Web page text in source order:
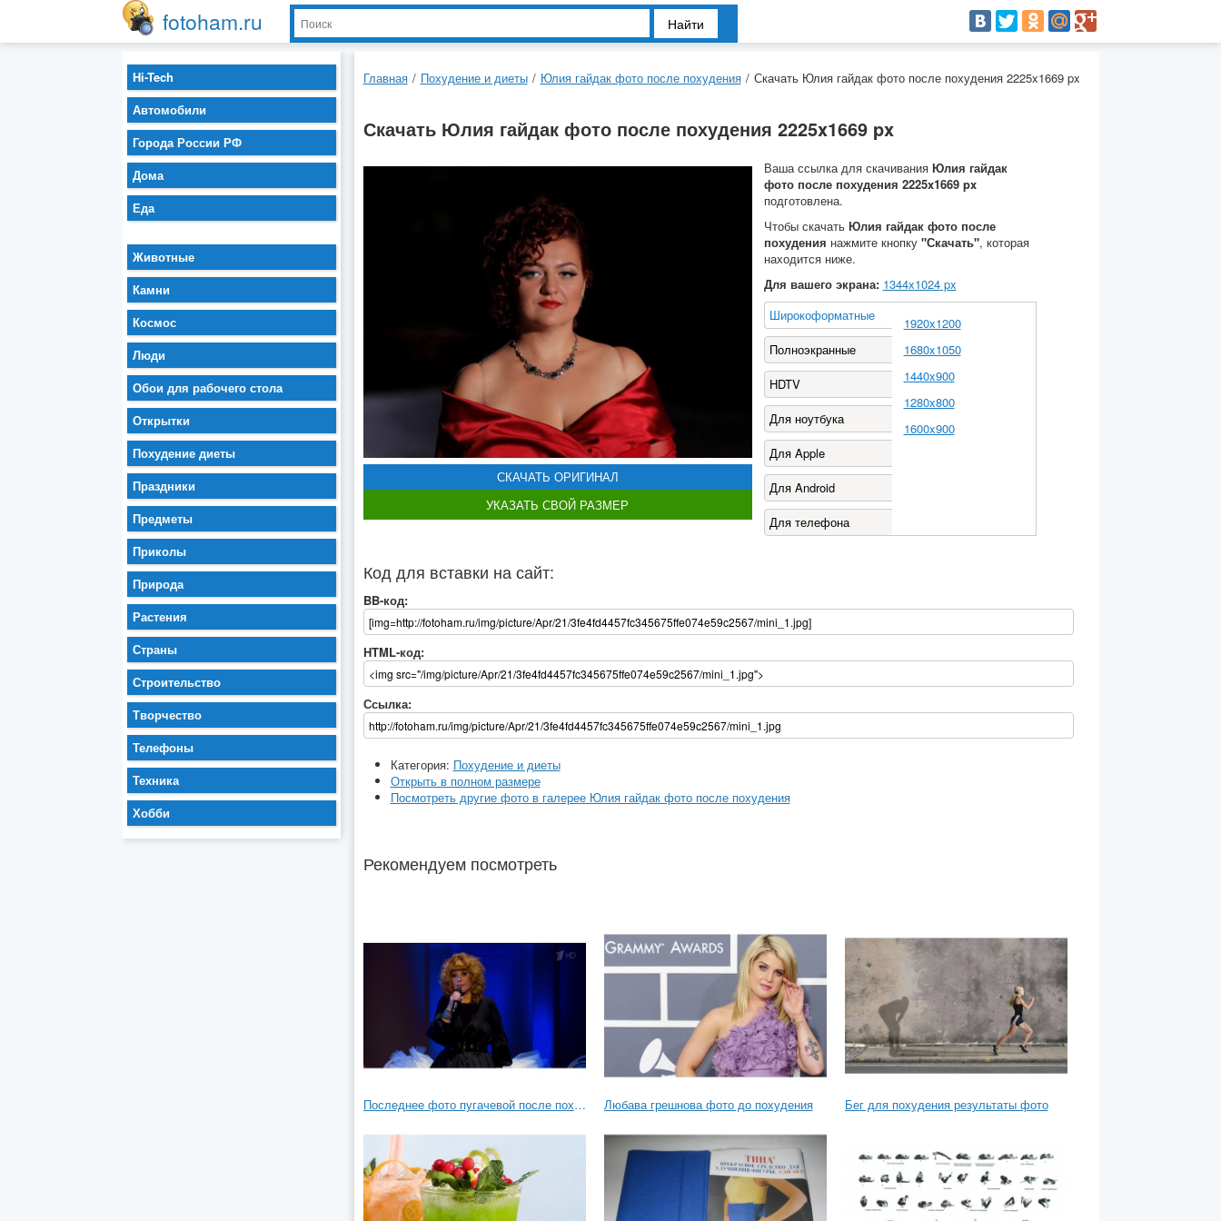
fotoham.ru Найти
Главная / Похудение и диеты / Юлия гайдак фото после похудения / Скачать Юлия гайдак фото после похудения 2225x1669 px
Скачать Юлия гайдак фото после похудения 2225x1669 px
СКАЧАТЬ ОРИГИНАЛ
УКАЗАТЬ СВОЙ РАЗМЕР
Ваша ссылка для скачивания Юлия гайдак
фото после похудения 2225x1669 px
подготовлена.
Чтобы скачать Юлия гайдак фото после
похудения нажмите кнопку "Скачать", которая
находится ниже.
Для вашего экрана: 1344х1024px
Широкоформатные
Полноэкранные
HDTV
Для ноутбука
Для Apple
Для Android
Для телефона
1920x1200
1680x1050
1440x900
1280x800
1600x900
Код для вставки на сайт:
BB-код:
HTML-код:
Ссылка:
Категория: Похудение и диеты
Открыть в полном размере
Посмотреть другие фото в галерее Юлия гайдак фото после похудения
Рекомендуем посмотреть
Последнее фото пугачевой после похудения Любава грешнова фото до похудения Бег для похудения результаты фото
Hi-Tech
Автомобили
Города России РФ
Дома
Еда
Животные
Камни
Космос
Люди
Обои для рабочего стола
Открытки
Похудение диеты
Праздники
Предметы
Приколы
Природа
Растения
Страны
Строительство
Творчество
Телефоны
Техника
Хобби